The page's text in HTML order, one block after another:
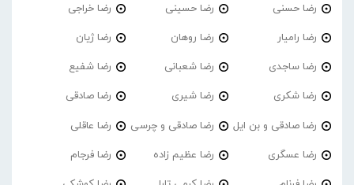
رضا حسنی رضا حسینی رضا خراجی
رضا رامیار رضا روهان رضا ژیان
رضا ساجدی رضا شعبانی رضا شفیع
رضا شکری رضا شیری رضا صادقی
رضا صادقی و بن ایل رضا صادقی و چرسی رضا عاقلی
رضا عسگری رضا عظیم زاده رضا فرجام